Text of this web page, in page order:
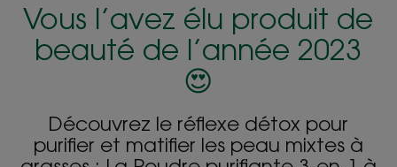
Vous l’avez élu produit de
beauté de l’année 2023
😍
Découvrez le réflexe détox pour
purifier et matifier les peau mixtes à